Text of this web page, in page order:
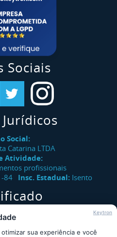
Sociais
Social:
Catarina LTDA
Atividade:
profissionais
84 Insc. Estadual: Isento
de certificados emitidos pelo
Catarina.
Keytron
sua experiência e você